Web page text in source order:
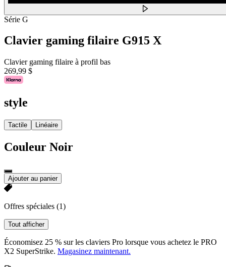
Série G
Clavier gaming filaire G915 X
Clavier gaming filaire à profil bas
269,99 $
style
Tactile Linéaire
Couleur Noir
Ajouter au panier
Offres spéciales (1)
Tout afficher
Économisez 25 % sur les claviers Pro lorsque vous achetez le PRO
X2 SuperStrike. Magasinez maintenant.